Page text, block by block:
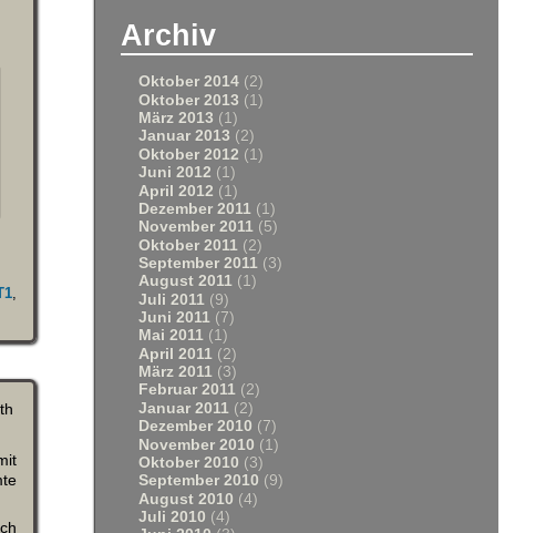
Archiv
Oktober 2014 (2)
Oktober 2013 (1)
März 2013 (1)
Januar 2013 (2)
Oktober 2012 (1)
Juni 2012 (1)
April 2012 (1)
Dezember 2011 (1)
November 2011 (5)
Oktober 2011 (2)
September 2011 (3)
August 2011 (1)
Juli 2011 (9)
Juni 2011 (7)
Mai 2011 (1)
April 2011 (2)
März 2011 (3)
Februar 2011 (2)
Januar 2011 (2)
Dezember 2010 (7)
November 2010 (1)
Oktober 2010 (3)
September 2010 (9)
August 2010 (4)
Juli 2010 (4)